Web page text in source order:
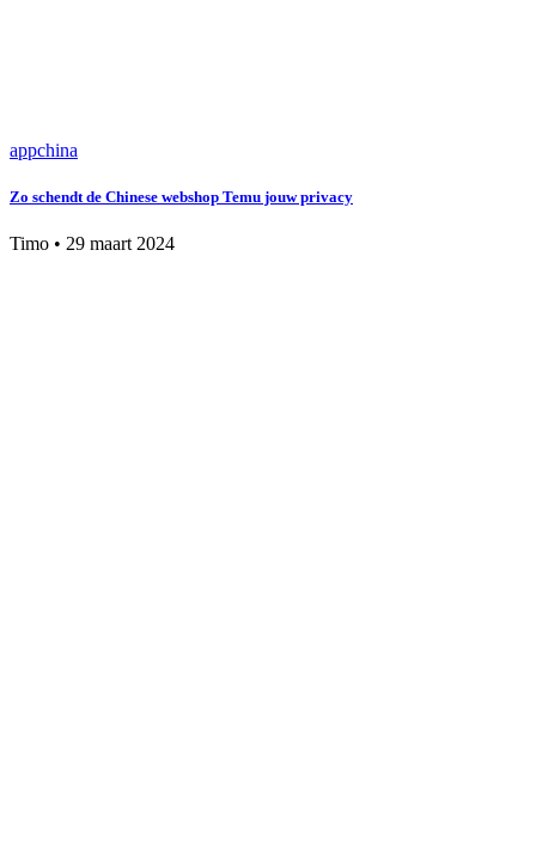
appchina
Zo schendt de Chinese webshop Temu jouw privacy
Timo • 29 maart 2024